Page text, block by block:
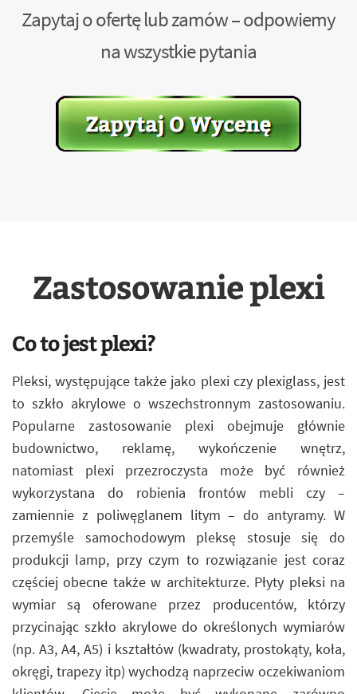
Zapytaj o ofertę lub zamów – odpowiemy
na wszystkie pytania
Zastosowanie plexi
Co to jest plexi?
Pleksi, występujące także jako plexi czy plexiglass, jest
to szkło akrylowe o wszechstronnym zastosowaniu.
Popularne zastosowanie plexi obejmuje głównie
budownictwo, reklamę, wykończenie wnętrz,
natomiast plexi przezroczysta może być również
wykorzystana do robienia frontów mebli czy –
zamiennie z poliwęglanem litym – do antyramy. W
przemyśle samochodowym pleksę stosuje się do
produkcji lamp, przy czym to rozwiązanie jest coraz
częściej obecne także w architekturze. Płyty pleksi na
wymiar są oferowane przez producentów, którzy
przycinając szkło akrylowe do określonych wymiarów
(np. A3, A4, A5) i kształtów (kwadraty, prostokąty, koła,
okręgi, trapezy itp) wychodzą naprzeciw oczekiwaniom